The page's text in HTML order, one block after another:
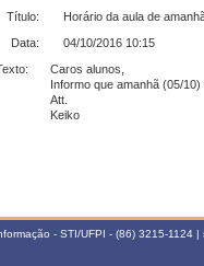
Título:
Horário da aula de
Data:
04/10/2016 10:15
Caros alunos,
Informo que amanhã (05/
Att.
Keiko
- STI/UFPI - (86) 3215-1124 |